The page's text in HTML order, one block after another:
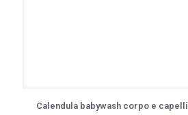
Calendula babywash corpo e capelli